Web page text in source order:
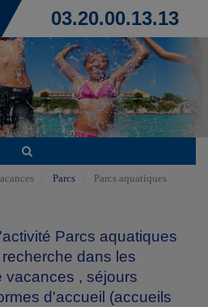
03.20.00.13.13
Parcs Parcs aquatiques
Parcs aquatiques
dans les
vacances , séjours
d'accueil (accueils